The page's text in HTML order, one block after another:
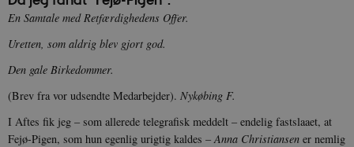
En Samtale med Retfærdighedens Offer.
Uretten, som aldrig blev gjort god.
Den gale Birkedommer.
(Brev fra vor udsendte Medarbejder). Nykøbing F.
I Aftes fik jeg – som allerede telegrafisk meddelt – endelig fastslaaet, at
Fejø-Pigen, som hun egenlig urigtig kaldes –Anna Christiansen er nemlig